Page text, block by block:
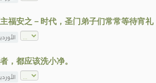
福安之－时代，圣门弟子们常常等待宵
，都应该洗小净。